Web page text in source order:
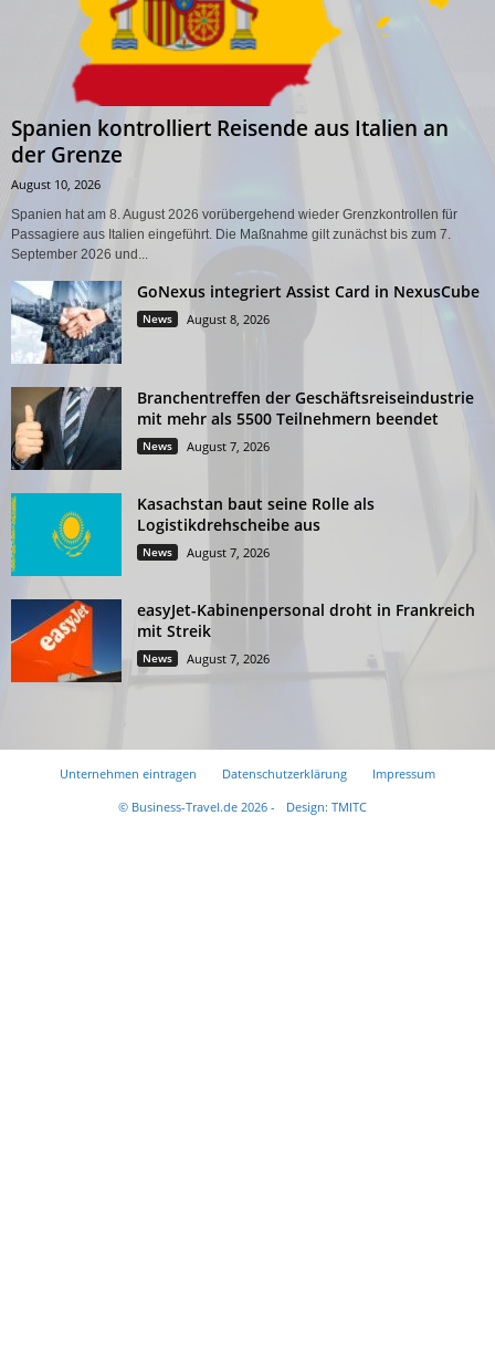
Spanien kontrolliert Reisende aus Italien an
der Grenze
August 10, 2026
Spanien hat am 8. August 2026 vorübergehend wieder Grenzkontrollen für
Passagiere aus Italien eingeführt. Die Maßnahme gilt zunächst bis zum 7.
September 2026 und...
GoNexus integriert Assist Card in NexusCube
News August 8, 2026
Branchentreffen der Geschäftsreiseindustrie
mit mehr als 5500 Teilnehmern beendet
News August 7, 2026
Kasachstan baut seine Rolle als
Logistikdrehscheibe aus
News August 7, 2026
easyJet-Kabinenpersonal droht in Frankreich
mit Streik
News August 7, 2026
Unternehmen eintragen Datenschutzerklärung
Impressum
© Business-Travel.de 2026 -
Design: TMITC